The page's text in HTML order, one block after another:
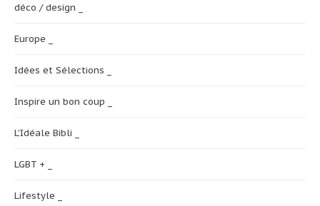
déco / design _
Europe _
Idées et Sélections _
Inspire un bon coup _
L'Idéale Bibli _
LGBT + _
Lifestyle _